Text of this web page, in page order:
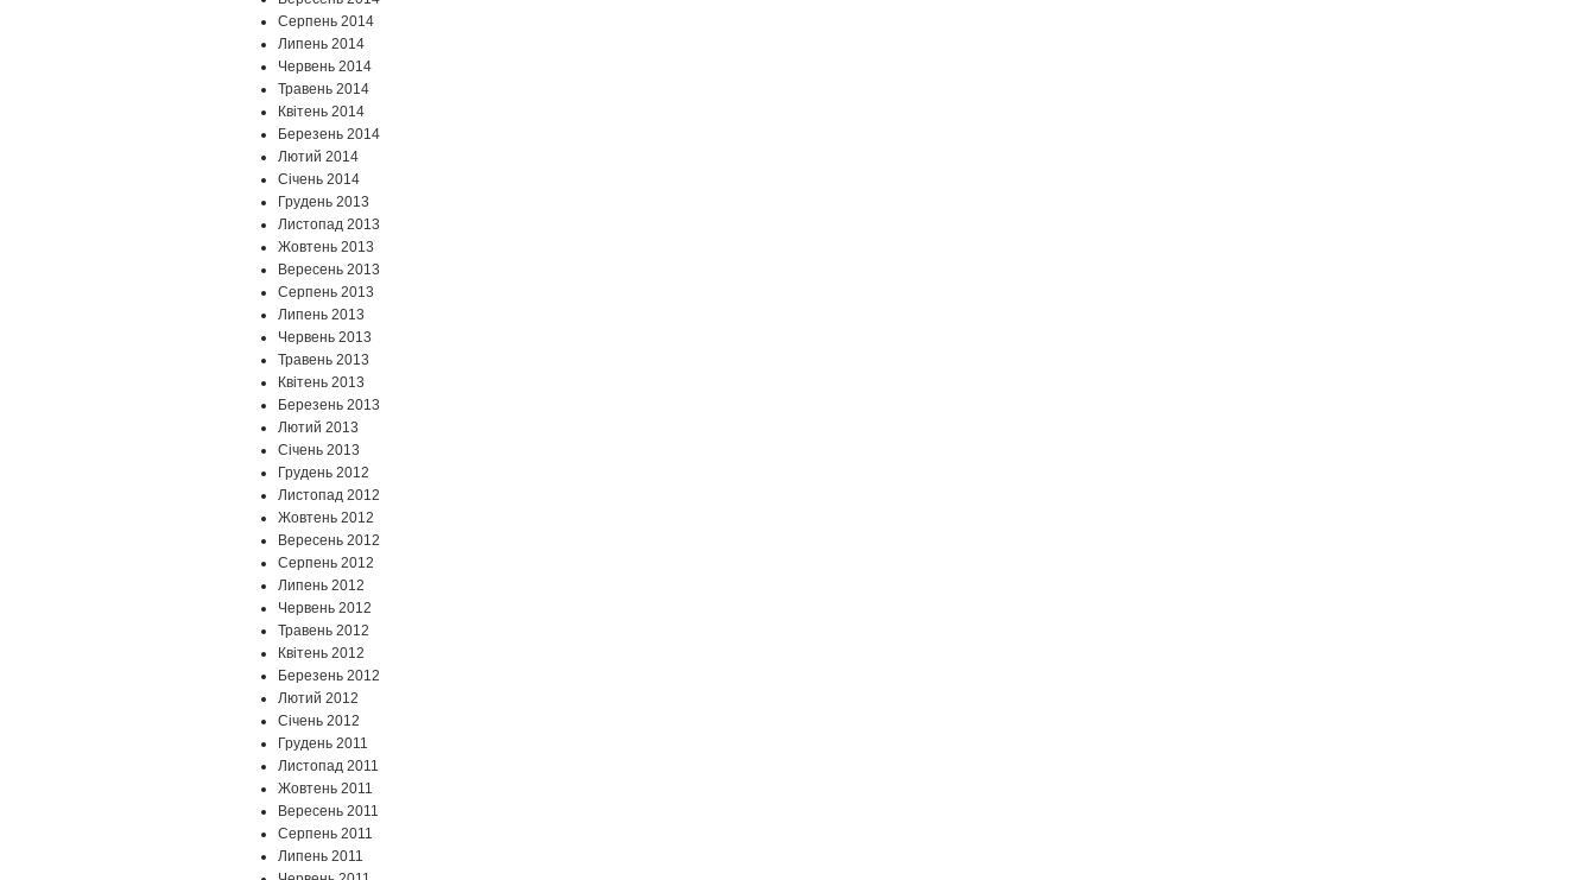
Серпень 2014
Липень 2014
Червень 2014
Травень 2014
Квітень 2014
Березень 2014
Лютий 2014
Січень 2014
Грудень 2013
Листопад 2013
Жовтень 2013
Вересень 2013
Серпень 2013
Липень 2013
Червень 2013
Травень 2013
Квітень 2013
Березень 2013
Лютий 2013
Січень 2013
Грудень 2012
Листопад 2012
Жовтень 2012
Вересень 2012
Серпень 2012
Липень 2012
Червень 2012
Травень 2012
Квітень 2012
Березень 2012
Лютий 2012
Січень 2012
Грудень 2011
Листопад 2011
Жовтень 2011
Вересень 2011
Серпень 2011
Липень 2011